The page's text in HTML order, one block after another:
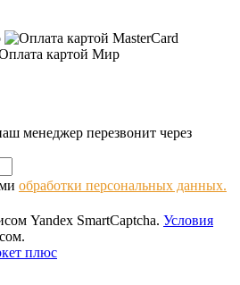
менеджер перезвонит через
обработки персональных данных.
Yandex SmartCaptcha. Условия